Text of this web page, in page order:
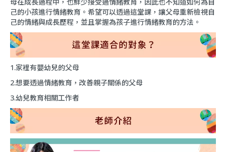
母在成長過程中，也鮮少接受過情緒教育，因此也不知道如何為自
己的小孩進行情緒教育。希望可以透過這堂課，讓父母重新檢視自
己的情緒與成長歷程，並且掌握為孩子進行情緒教育的方法。
1.家裡有嬰幼兒的父母
2.想要透過情緒教育，改善親子關係的父母
3.幼兒教育相關工作者